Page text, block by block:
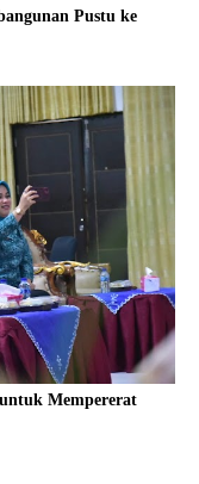
Pustu ke
Mempererat